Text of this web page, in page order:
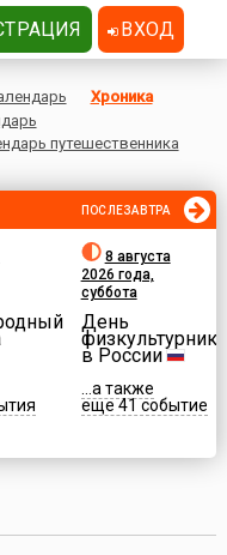
Хроника
путешественника
ПОСЛЕЗАВТРА
8 августа
2026 года,
суббота
День
физкультурника
в России
...а также
еще 41 событие
ВХОД